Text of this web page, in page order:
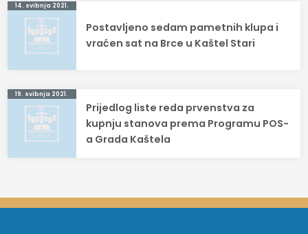
Navigacija
objava
14. svibnja 2021.
Postavljeno sedam pametnih klupa i
vraćen sat na Brce u Kaštel Stari
19. svibnja 2021.
Prijedlog liste reda prvenstva za
kupnju stanova prema Programu POS-
a Grada Kaštela